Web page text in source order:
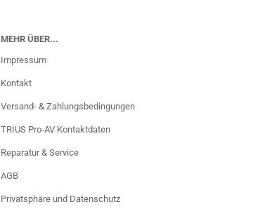
MEHR ÜBER...
Impressum
Kontakt
Versand- & Zahlungsbedingungen
TRIUS Pro-AV Kontaktdaten
Reparatur & Service
AGB
Privatsphäre und Datenschutz